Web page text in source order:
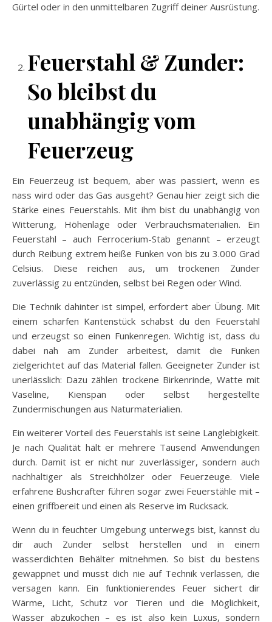
Gürtel oder in den unmittelbaren Zugriff deiner Ausrüstung.
Feuerstahl & Zunder:
So bleibst du
unabhängig vom
Feuerzeug
Ein Feuerzeug ist bequem, aber was passiert, wenn es
nass wird oder das Gas ausgeht? Genau hier zeigt sich die
Stärke eines Feuerstahls. Mit ihm bist du unabhängig von
Witterung, Höhenlage oder Verbrauchsmaterialien. Ein
Feuerstahl – auch Ferrocerium-Stab genannt – erzeugt
durch Reibung extrem heiße Funken von bis zu 3.000 Grad
Celsius. Diese reichen aus, um trockenen Zunder
zuverlässig zu entzünden, selbst bei Regen oder Wind.
Die Technik dahinter ist simpel, erfordert aber Übung. Mit
einem scharfen Kantenstück schabst du den Feuerstahl
und erzeugst so einen Funkenregen. Wichtig ist, dass du
dabei nah am Zunder arbeitest, damit die Funken
zielgerichtet auf das Material fallen. Geeigneter Zunder ist
unerlässlich: Dazu zählen trockene Birkenrinde, Watte mit
Vaseline, Kienspan oder selbst hergestellte
Zundermischungen aus Naturmaterialien.
Ein weiterer Vorteil des Feuerstahls ist seine Langlebigkeit.
Je nach Qualität hält er mehrere Tausend Anwendungen
durch. Damit ist er nicht nur zuverlässiger, sondern auch
nachhaltiger als Streichhölzer oder Feuerzeuge. Viele
erfahrene Bushcrafter führen sogar zwei Feuerstähle mit –
einen griffbereit und einen als Reserve im Rucksack.
Wenn du in feuchter Umgebung unterwegs bist, kannst du
dir auch Zunder selbst herstellen und in einem
wasserdichten Behälter mitnehmen. So bist du bestens
gewappnet und musst dich nie auf Technik verlassen, die
versagen kann. Ein funktionierendes Feuer sichert dir
Wärme, Licht, Schutz vor Tieren und die Möglichkeit,
Wasser abzukochen – es ist also kein Luxus, sondern